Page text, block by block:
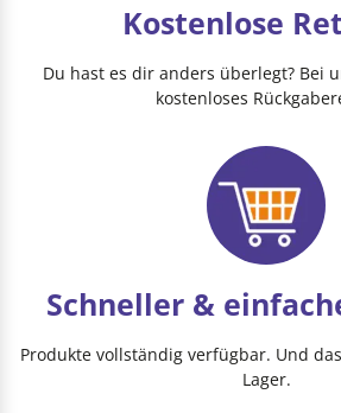
Kostenlose
Du hast es dir anders überlegt? Bei
kostenloses
Schneller &
Produkte vollständig verfügbar. Und
Lager.